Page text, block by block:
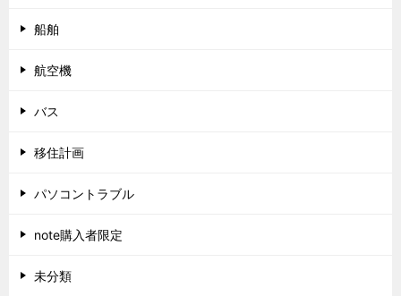
船舶
航空機
バス
移住計画
パソコントラブル
note購入者限定
未分類